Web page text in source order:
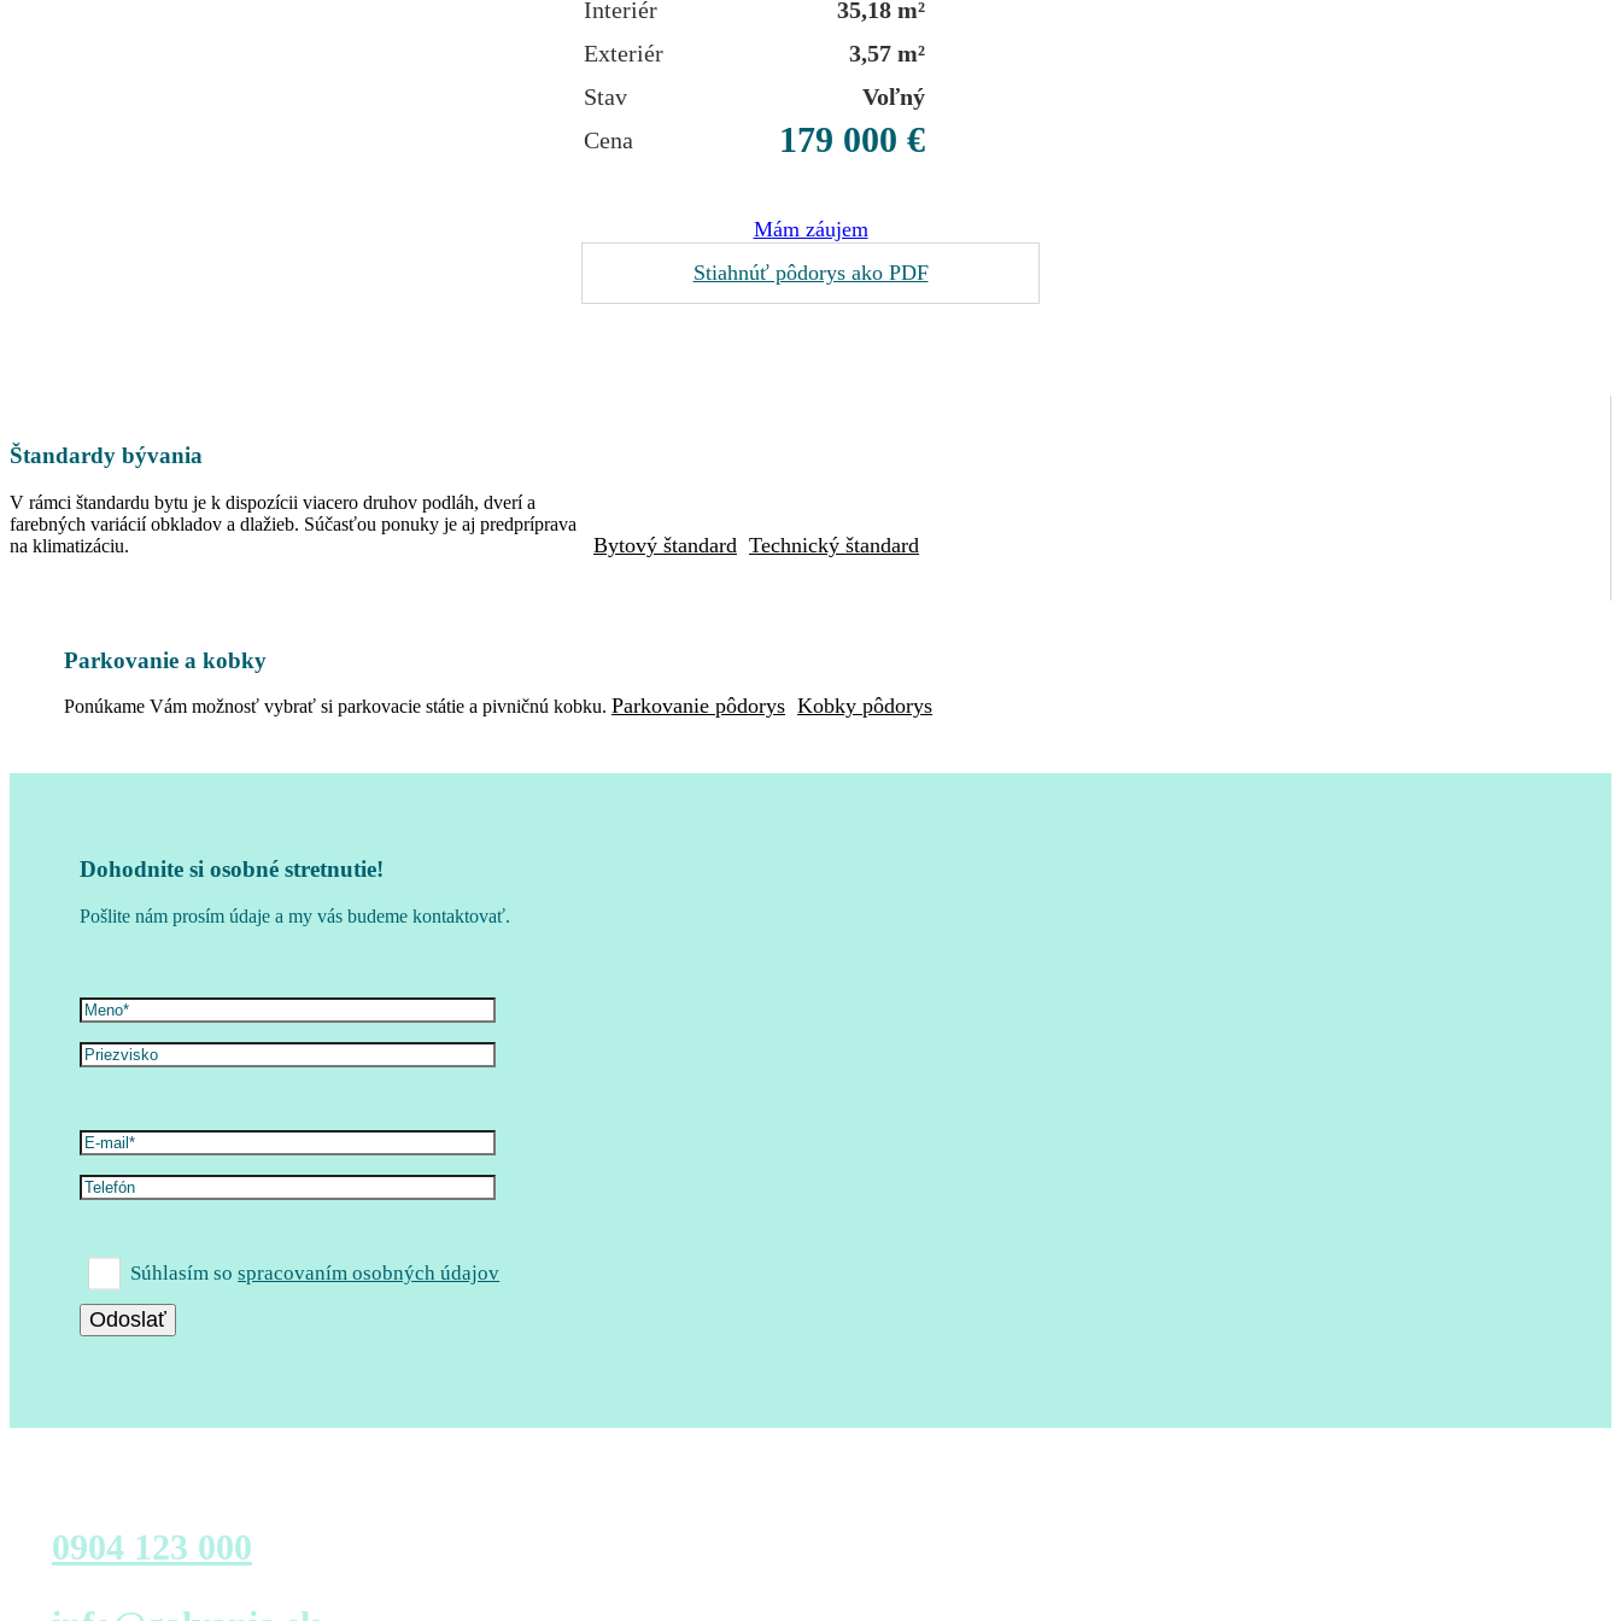
Interiér
35,18 m²
Exteriér
3,57 m²
Stav
Voľný
Cena
179 000 €
Mám záujem
Stiahnúť pôdorys ako PDF
Štandardy bývania
V rámci štandardu bytu je k dispozícii viacero druhov podláh, dverí a
farebných variácií obkladov a dlažieb. Súčasťou ponuky je aj predpríprava
na klimatizáciu.
Bytový štandard Technický štandard
Parkovanie a kobky
Ponúkame Vám možnosť vybrať si parkovacie státie a pivničnú kobku. Parkovanie pôdorys Kobky pôdorys
Dohodnite si osobné stretnutie!
Pošlite nám prosím údaje a my vás budeme kontaktovať.
Súhlasím sospracovaním osobných údajov
0904 123 000